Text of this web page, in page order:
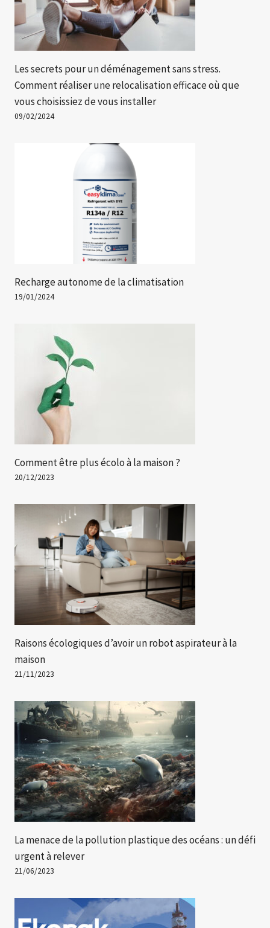
Les secrets pour un déménagement sans stress.
Comment réaliser une relocalisation efficace où que
vous choisissiez de vous installer
09/02/2024
Recharge autonome de la climatisation
19/01/2024
Comment être plus écolo à la maison ?
20/12/2023
Raisons écologiques d’avoir un robot aspirateur à la
maison
21/11/2023
La menace de la pollution plastique des océans : un défi
urgent à relever
21/06/2023